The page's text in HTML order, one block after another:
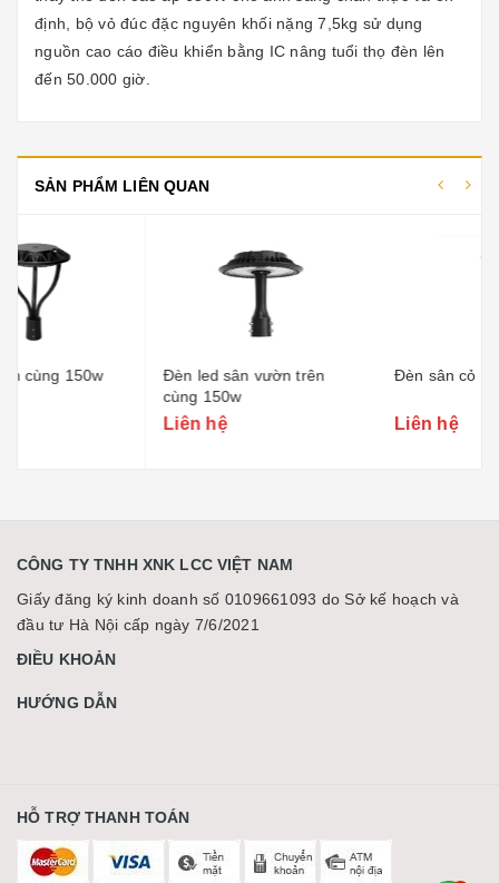
định, bộ vỏ đúc đặc nguyên khối nặng 7,5kg sử dụng
nguồn cao cáo điều khiển bằng IC nâng tuổi thọ đèn lên
đến 50.000 giờ.
SẢN PHẨM LIÊN QUAN
Đèn led sân vườn trên
Đèn sân cỏ mẫu số. agl09
CÔNG TY TNHH XNK LCC VIỆT NAM
Giấy đăng ký kinh doanh số 0109661093 do Sở kế hoạch và
đầu tư Hà Nội cấp ngày 7/6/2021
ĐIỀU KHOẢN
HƯỚNG DẪN
HỖ TRỢ THANH TOÁN